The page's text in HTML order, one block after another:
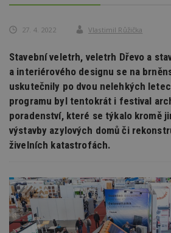
27. 4. 2022 Vlastimil Růžička
Stavební veletrh, veletrh Dřevo a
a interiérového designu se na
uskutečnily po dvou nelehkých
programu byl tentokrát i festival
poradenství, které se týkalo kromě
výstavby azylových domů či
živelních katastrofách.